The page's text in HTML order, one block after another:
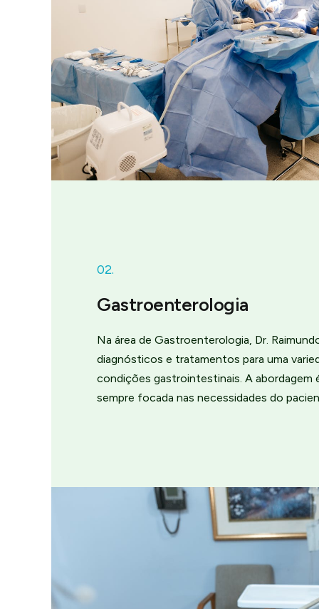
02.
Gastroenterologia
Na área de Gastroenterologia, Dr.
diagnósticos e tratamentos para uma
condições gastrointestinais. A abordagem
sempre focada nas necessidades do